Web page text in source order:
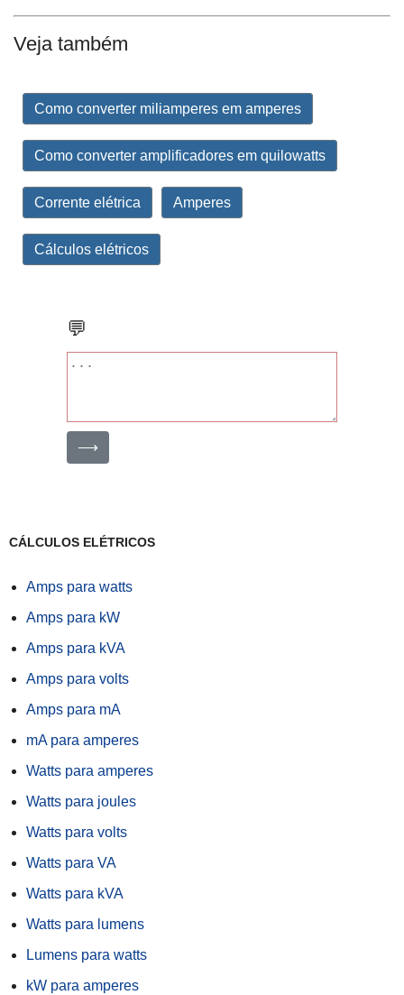
Veja também
Como converter miliamperes em amperes
Como converter amplificadores em quilowatts
Corrente elétrica Amperes
Cálculos elétricos
💬
⟶
CÁLCULOS ELÉTRICOS
Amps para watts
Amps para kW
Amps para kVA
Amps para volts
Amps para mA
mA para amperes
Watts para amperes
Watts para joules
Watts para volts
Watts para VA
Watts para kVA
Watts para lumens
Lumens para watts
kW para amperes